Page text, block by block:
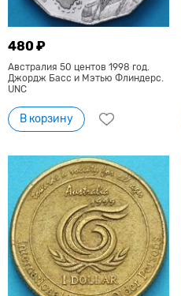
480 ₽
Австралия 50 центов 1998 год.
Джордж Басс и Мэтью Флиндерс.
UNC
В корзину